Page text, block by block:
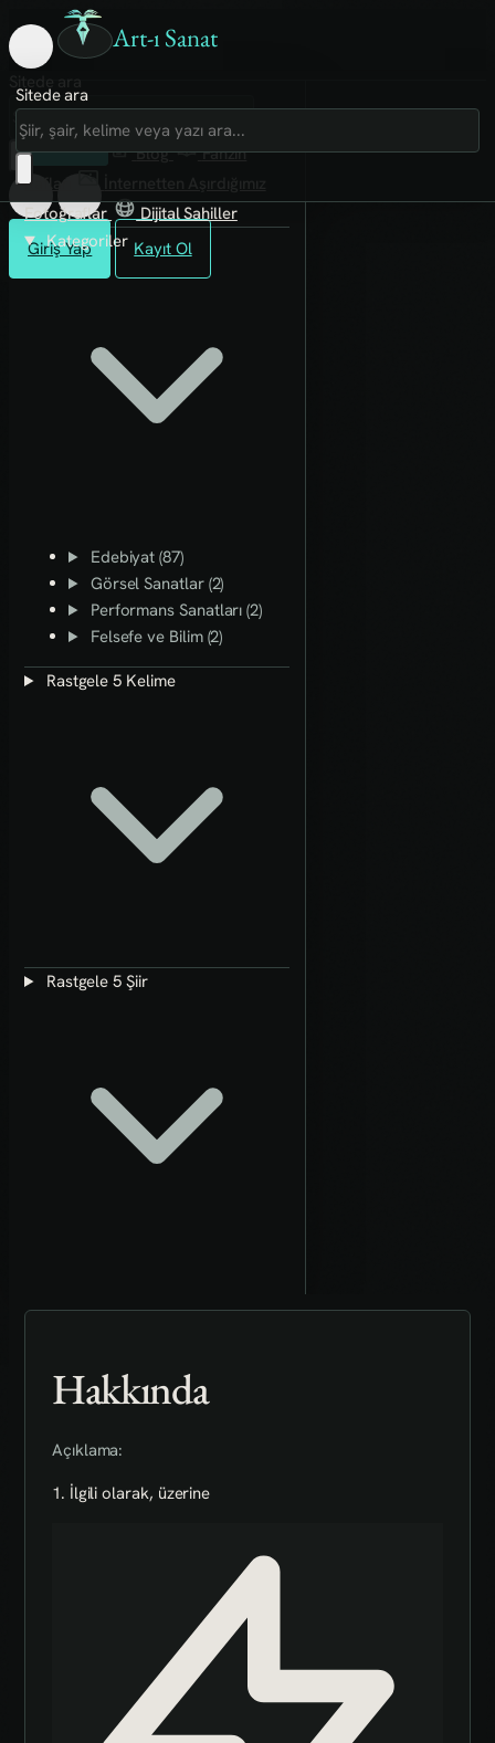
Art-ı Sanat
Giriş Yap Kayıt Ol
Sitede ara
Art-ı Sosyal
İmece
Kütüphane
Blog
Fanzin
Rafları
Fotoğraflar
Dijital Sahiller
Kategoriler
Edebiyat (87)
Görsel Sanatlar (2)
Performans Sanatları (2)
Felsefe ve Bilim (2)
Rastgele 5 Kelime
Rastgele 5 Şiir
Hakkında
Açıklama:
1. İlgili olarak, üzerine